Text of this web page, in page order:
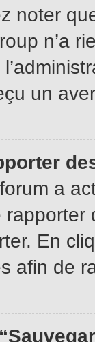
noter
n’a
un
a
En
afin de